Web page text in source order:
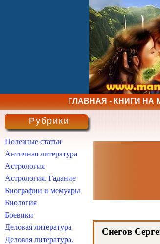
ГЛАВНАЯ - КНИГИ НА
Снегов
Рубрики
Полезные статьи
Античная литература
Астрология
Астрология. Гадание
Биографии и мемуары
Биология
Боевики
Деловая литература
Деловая литература.